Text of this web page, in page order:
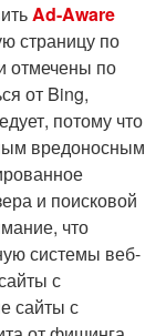
Ad-Aware
страницу по
отмечены по
от Bing,
потому что
вредоносным
и поисковой
что
системы веб-
с
сайты с